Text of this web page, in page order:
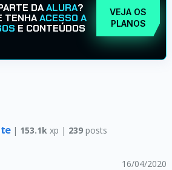
DAALURA?
TENHAACESSO A
E CONTEÚDOS
VEJA OS
PLANOS
| 153.1k xp | 239posts
16/04/2020